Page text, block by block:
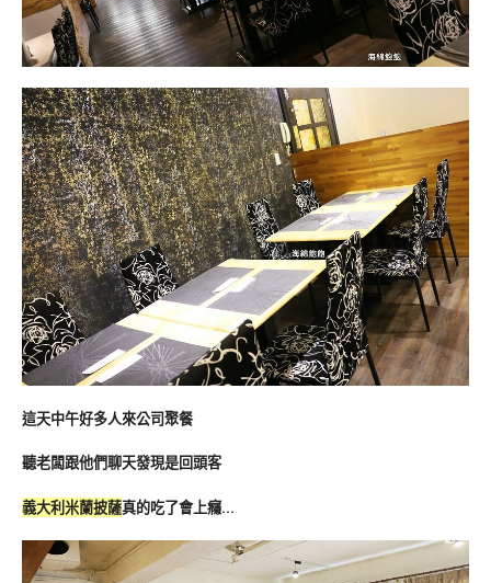
這天中午好多人來公司聚餐
聽老闆跟他們聊天發現是回頭客
義大利米蘭披薩真的吃了會上癮…